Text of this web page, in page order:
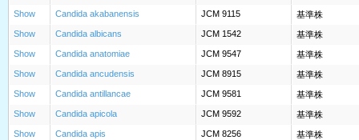
Show
Candida akabanensis JCM 9115
基準株
Show
Candida albicans JCM 1542
基準株
Show
Candida anatomiae JCM 9547
基準株
Show
Candida ancudensis JCM 8915
基準株
Show
Candida antillancae JCM 9581
基準株
Show
Candida apicola JCM 9592
基準株
Show
Candida apis JCM 8256
基準株